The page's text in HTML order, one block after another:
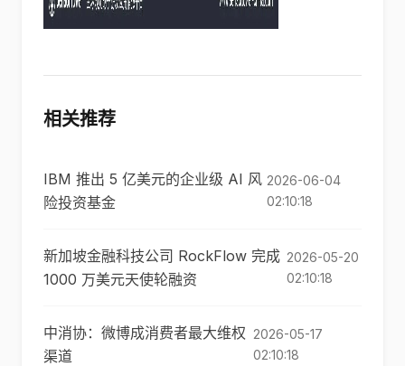
相关推荐
IBM 推出 5 亿美元的企业级 AI 风
险投资基金
2026-06-04
02:10:18
新加坡金融科技公司 RockFlow 完成
1000 万美元天使轮融资
2026-05-20
02:10:18
中消协：微博成消费者最大维权
渠道
2026-05-17
02:10:18